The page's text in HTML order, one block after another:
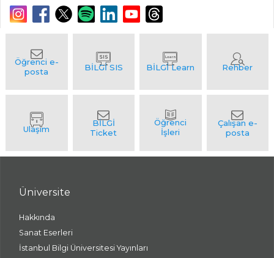
Üniversite
Hakkında
Sanat Eserleri
İstanbul Bilgi Üniversitesi Yayınları